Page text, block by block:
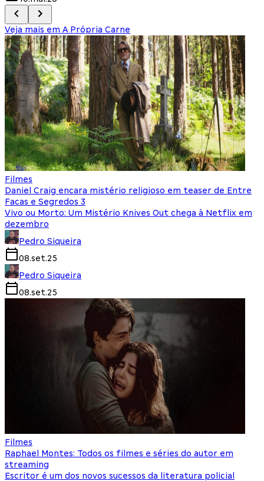
Veja mais em A Própria Carne
Filmes
Daniel Craig encara mistério religioso em teaser de Entre
Facas e Segredos 3
Vivo ou Morto: Um Mistério Knives Out chega à Netflix em
dezembro
Pedro Siqueira
08.set.25
Pedro Siqueira
08.set.25
Filmes
Raphael Montes: Todos os filmes e séries do autor em
streaming
Escritor é um dos novos sucessos da literatura policial